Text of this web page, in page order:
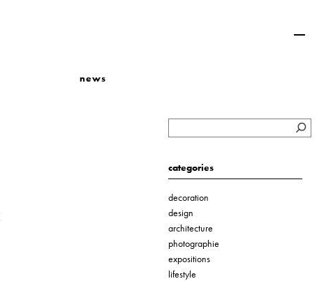
news
categories
decoration
design
architecture
photographie
expositions
lifestyle